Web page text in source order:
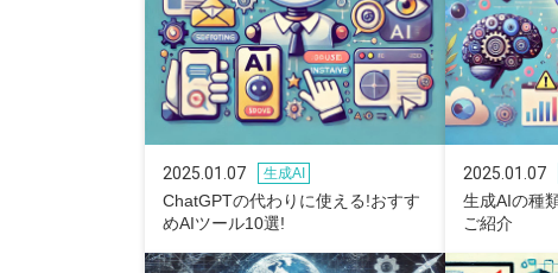
2025.01.07 生成AI
ChatGPTの代わりに使える!おすす
めAIツール10選!
2025.01.07
生成AIの種
ご紹介